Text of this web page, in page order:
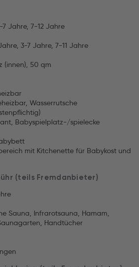
Jahre, 7-12 Jahre
3-7 Jahre, 7-11 Jahre
(innen), 50 qm
Wasserrutsche
Babyspielplatz-/spielecke
mit Kitchenette für Babykost und
(teils Fremdanbieter)
Sauna, Infrarotsauna, Hamam,
Handtücher